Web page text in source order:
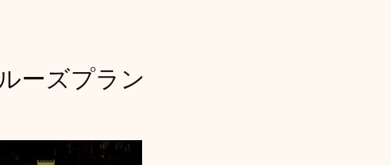
ーズプラン